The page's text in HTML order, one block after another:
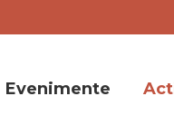
Evenimente